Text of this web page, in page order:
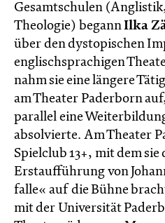
Gesamtschulen
Theologie) begannIlka
über den dystopischen
englischsprachigen
nahm sie eine längere
am Theater Paderborn
parallel eine
absolvierte. Am Theater
Spielclub 13+, mit dem
Erstaufführung von
falle« auf die Bühne
mit der Universität